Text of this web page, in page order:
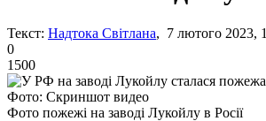
Текст: Надтока Світлана, 7 лютого 2023,
0
1500
Фото: Скриншот видео
Фото пожежі на заводі Лукойлу в Росії